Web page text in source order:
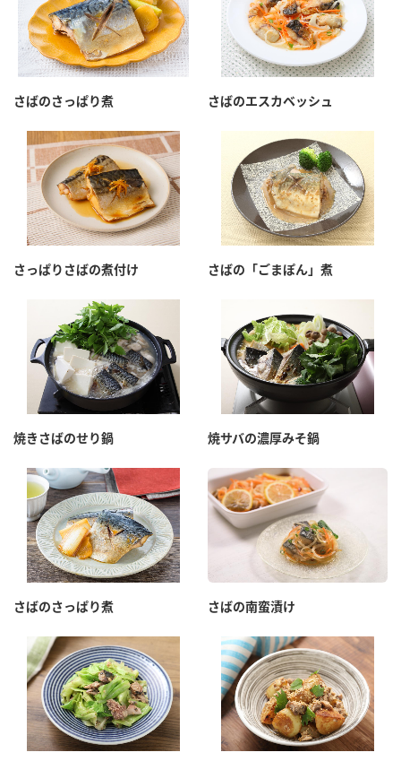
さばのさっぱり煮 さばのエスカベッシュ
さっぱりさばの煮付け さばの「ごまぽん」煮
焼きさばのせり鍋 焼サバの濃厚みそ鍋
さばのさっぱり煮 さばの南蛮漬け